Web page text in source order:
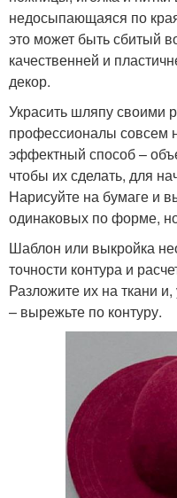
недосыпающаяся по
это может быть сбитый
качественней и
декор.
Украсить шляпу своими
профессионалы совсем
эффектный способ –
чтобы их сделать, для
Нарисуйте на бумаге и
одинаковых по форме,
Шаблон или выкройка
точности контура и
Разложите их на ткани
– вырежьте по контуру.